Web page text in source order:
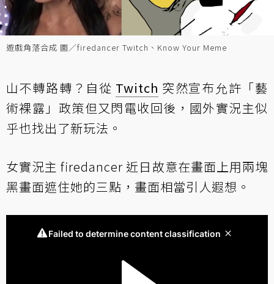
遊戲角落合成 圖／firedancer Twitch、Know Your Meme
山不轉路轉？自從 Twitch 突然宣布允許「藝
術裸露」政策但又閃電收回後，國外實況主似
乎也找出了新玩法。
女實況主 firedancer 近日故意在畫面上用兩塊
黑畫面遮住她的三點，畫面相當引人遐想。